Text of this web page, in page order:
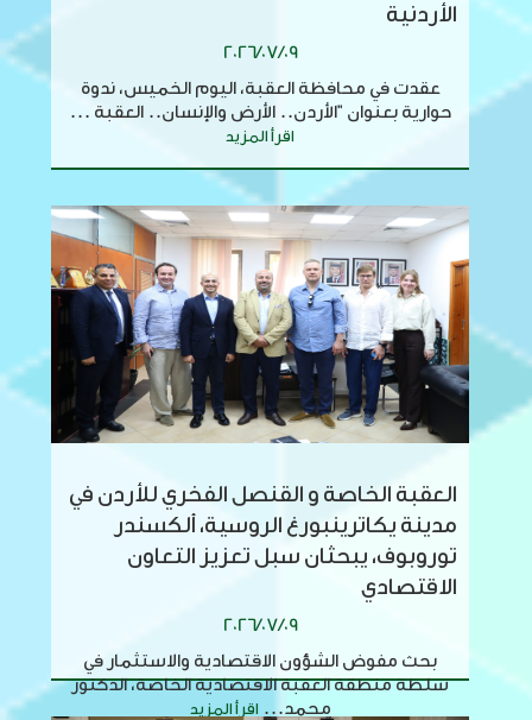
الأردنية
2026/07/09
عقدت في محافظة العقبة، اليوم الخميس، ندوة
حوارية بعنوان "الأردن.. الأرض والإنسان.. العقبة ...
اقرأ المزيد
العقبة الخاصة و القنصل الفخري للأردن في
مدينة يكاترينبورغ الروسية، ألكسندر
توروبوف، يبحثان سبل تعزيز التعاون
الاقتصادي
2026/07/09
بحث مفوض الشؤون الاقتصادية والاستثمار في
سلطة منطقة العقبة الاقتصادية الخاصة، الدكتور
محمد... اقرأ المزيد